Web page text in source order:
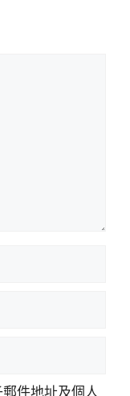
件地址及個人